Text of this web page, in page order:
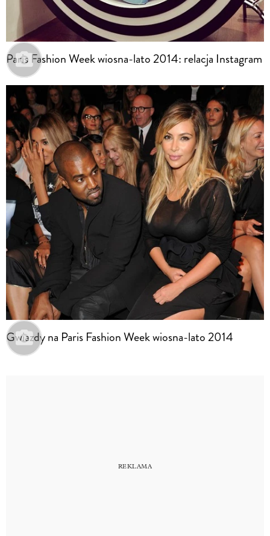
Paris Fashion Week wiosna-lato 2014: relacja Instagram
Gwiazdy na Paris Fashion Week wiosna-lato 2014